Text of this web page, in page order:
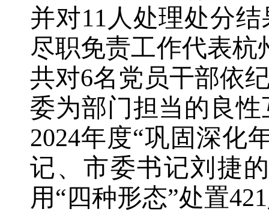
并对11人处理处分
尽职免责工作代表杭
共对6名党员干部依
委为部门担当的良
2024年度“巩固深化
记、市委书记刘捷
用“四种形态”处置421